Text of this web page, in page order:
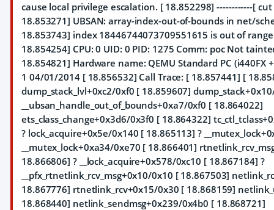
cause local privilege escalation. [ 18.852298] ------------[
18.853271] UBSAN: array-index-out-of-bounds in net/
18.853743] index 18446744073709551615 is out of
18.854254] CPU: 0 UID: 0 PID: 1275 Comm: poc Not
18.854821] Hardware name: QEMU Standard PC (i440FX
1 04/01/2014 [ 18.856532] Call Trace: [ 18.857441] [
dump_stack_lvl+0xc2/0xf0 [ 18.859607]
__ubsan_handle_out_of_bounds+0xa7/0xf0 [ 18.864022]
ets_class_change+0x3d6/0x3f0 [ 18.864322]
? lock_acquire+0x5e/0x140 [ 18.865113] ?
__mutex_lock+0xa34/0xe70 [ 18.866401]
18.866806] ? __lock_acquire+0x578/0xc10 [ 18.867184] ?
__pfx_rtnetlink_rcv_msg+0x10/0x10 [ 18.867503]
18.867776] rtnetlink_rcv+0x15/0x30 [ 18.868159]
18.868440] netlink_sendmsg+0x239/0x4b0 [ 18.868721]